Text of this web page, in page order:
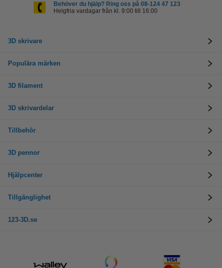
Behöver du hjälp? Ring oss på 08-124 47 123
Helgfria vardagar från kl. 9:00 till 16:00
3D skrivare
Populära märken
3D filament
3D skrivardelar
Tillbehör
3D pennor
Hjälpcenter
Tillgänglighet
123-3D.se